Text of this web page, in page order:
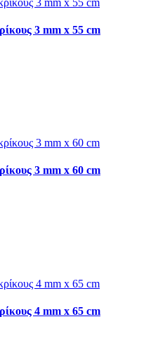
3 mm x 55 cm
3 mm x 60 cm
4 mm x 65 cm